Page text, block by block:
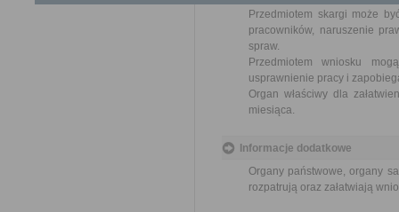
Przedmiotem skargi może
pracowników, naruszenie
spraw.
Przedmiotem wniosku
usprawnienie pracy i
Organ właściwy dla
miesiąca.
Informacje dodatkowe
Organy państwowe, organy
rozpatrują oraz załatwiają